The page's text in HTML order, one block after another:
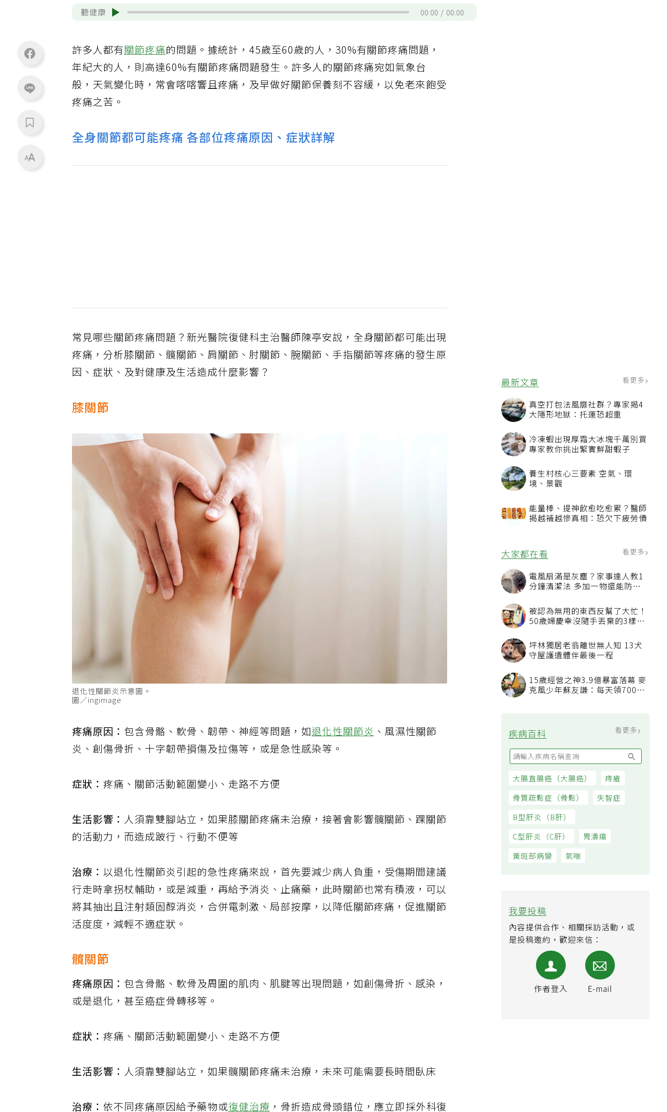
最新文章 看更多
真空打包法風靡社群？專家揭4
大隱形地獄：托運恐超重
冷凍蝦出現厚霜大冰塊千萬別買
專家教你挑出緊實鮮甜蝦子
養生村核心三要素 空氣、環
境、景觀
能量棒、提神飲愈吃愈累？醫師
揭越補越慘真相：恐欠下疲勞債
大家都在看 看更多
電風扇滿是灰塵？家事達人教1
分鐘清潔法 多加一物還能防髒
被認為無用的東西反幫了大忙！
50歲婦慶幸沒隨手丟棄的3樣物
坪林獨居老翁離世無人知 13犬
守屋護遺體伴最後一程
15歲經營之神3.9億暴富落幕 麥
克風少年蘇友謙：每天領700元
疾病百科
大腸直腸癌（大腸癌） 痔瘡
骨質疏鬆症（骨鬆） 失智症
B型肝炎（B肝）
C型肝炎（C肝）
黃斑部病變
我要投稿
內容提供合作、相關採訪活動，或
聽健康 00:00 00:00
許多人都有關節疼痛的問題。據統計，45歲至60歲的人，30%有關節疼痛問題，
年紀大的人，則高達60%有關節疼痛問題發生。許多人的關節疼痛宛如氣象台
般，天氣變化時，常會喀喀響且疼痛，及早做好關節保養刻不容緩，以免老來飽受
疼痛之苦。
全身關節都可能疼痛 各部位疼痛原因、症狀詳解
常見哪些關節疼痛問題？新光醫院復健科主治醫師陳亭安說，全身關節都可能出現
疼痛，分析膝關節、髖關節、肩關節、肘關節、腕關節、手指關節等疼痛的發生原
因、症狀、及對健康及生活造成什麼影響？
膝關節
退化性關節炎示意圖。
圖／ingimage
疼痛原因： 包含骨骼、軟骨、韌帶、神經等問題，如退化性關節炎
、風濕性關節
炎、創傷骨折、十字韌帶損傷及拉傷等，或是急性感染等。
症狀：疼痛、關節活動範圍變小、走路不方便
生活影響：人須靠雙腳站立，如果膝關節疼痛未治療，接著會影響髖關節、踝關節
的活動力，而造成跛行、行動不便等
治療：以退化性關節炎引起的急性疼痛來說，首先要減少病人負重，受傷期間建議
行走時拿拐杖輔助，或是減重，再給予消炎、止痛藥，此時關節也常有積液，可以
將其抽出且注射類固醇消炎，合併電刺激、局部按摩，以降低關節疼痛，促進關節
活度度，減輕不適症狀。
髖關節
疼痛原因： 包含骨骼、軟骨及周圍的肌肉、肌腱等出現問題，如創傷骨折、感染，
或是退化，甚至癌症骨轉移等。
症狀： 疼痛、關節活動範圍變小、走路不方便
生活影響：人須靠雙腳站立，如果髖關節疼痛未治療，未來可能需要長時間臥床